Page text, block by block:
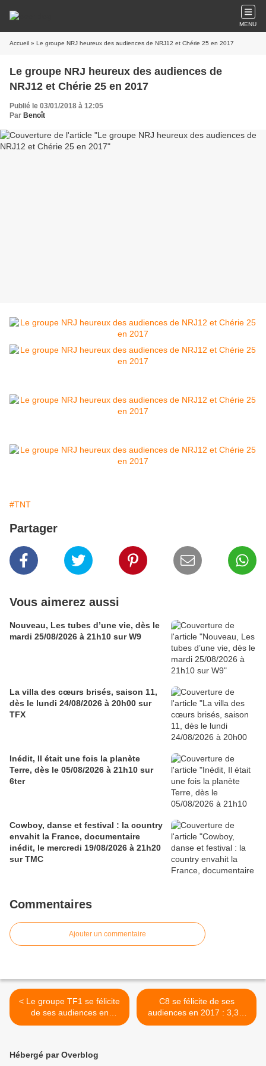
MENU
Accueil » Le groupe NRJ heureux des audiences de NRJ12 et Chérie 25 en 2017
Le groupe NRJ heureux des audiences de
NRJ12 et Chérie 25 en 2017
Publié le 03/01/2018 à 12:05
Par Benoît
#TNT
Partager
Vous aimerez aussi
Nouveau, Les tubes d’une vie, dès le
mardi 25/08/2026 à 21h10 sur W9
La villa des cœurs brisés, saison 11,
dès le lundi 24/08/2026 à 20h00 sur
TFX
Inédit, Il était une fois la planète
Terre, dès le 05/08/2026 à 21h10 sur
6ter
Cowboy, danse et festival : la country
envahit la France, documentaire
inédit, le mercredi 19/08/2026 à 21h20
sur TMC
Commentaires
Ajouter un commentaire
< Le groupe TF1 se félicite
de ses audiences en
décembre 2017 : 28,3% du
C8 se félicite de ses
audiences en 2017 : 3,3%
du public, 4,1% des 25/49
Hébergé par Overblog